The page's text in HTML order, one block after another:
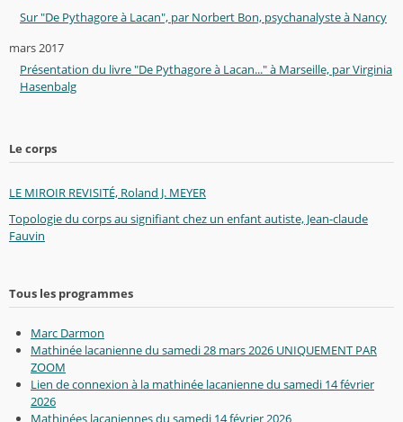
Sur "De Pythagore à Lacan", par Norbert Bon, psychanalyste à Nancy
mars 2017
Présentation du livre "De Pythagore à Lacan..." à Marseille, par Virginia
Hasenbalg
Le corps
LE MIROIR REVISITÉ, Roland J. MEYER
Topologie du corps au signifiant chez un enfant autiste, Jean-claude
Fauvin
Tous les programmes
Marc Darmon
Mathinée lacanienne du samedi 28 mars 2026 UNIQUEMENT PAR
ZOOM
Lien de connexion à la mathinée lacanienne du samedi 14 février
2026
Mathinées lacaniennes du samedi 14 février 2026